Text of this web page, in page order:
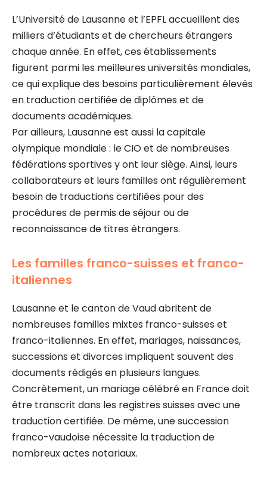
L’Université de Lausanne et l’EPFL accueillent des
milliers d’étudiants et de chercheurs étrangers
chaque année. En effet, ces établissements
figurent parmi les meilleures universités mondiales,
ce qui explique des besoins particulièrement élevés
en traduction certifiée de diplômes et de
documents académiques.
Par ailleurs, Lausanne est aussi la capitale
olympique mondiale : le CIO et de nombreuses
fédérations sportives y ont leur siège. Ainsi, leurs
collaborateurs et leurs familles ont régulièrement
besoin de traductions certifiées pour des
procédures de permis de séjour ou de
reconnaissance de titres étrangers.
Les familles franco-suisses et franco-
italiennes
Lausanne et le canton de Vaud abritent de
nombreuses familles mixtes franco-suisses et
franco-italiennes. En effet, mariages, naissances,
successions et divorces impliquent souvent des
documents rédigés en plusieurs langues.
Concrètement, un mariage célébré en France doit
être transcrit dans les registres suisses avec une
traduction certifiée. De même, une succession
franco-vaudoise nécessite la traduction de
nombreux actes notariaux.